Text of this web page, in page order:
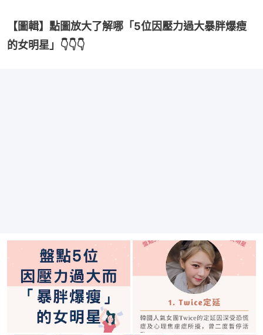
【圖輯】點圖放大了解哪「5位因壓力過大暴胖爆瘦
的女明星」👇👇👇